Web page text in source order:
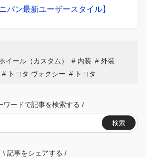
バン最新ユーザースタイル】
イール（カスタム） 内装
外装
トヨタ ヴォクシー トヨタ
ワードで記事を検索する /
検索
\ 記事をシェアする /